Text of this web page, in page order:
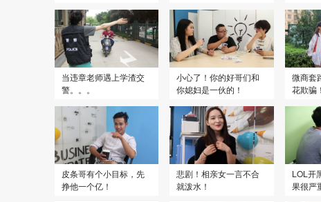
当违章老师遇上学渣交
警。。。
小心了！你的好哥们和
你媳妇是一伙的！
微商套
花欺骗！
皮条哥有个小目标，先
挣他一个亿！
悲剧！相亲女一言不合
就泼水！
LOL开
果很严